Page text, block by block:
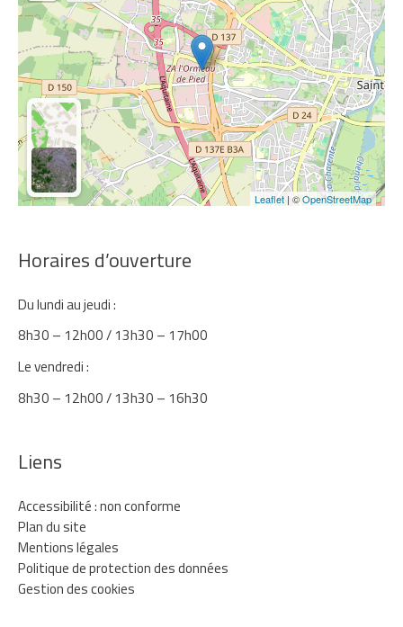
Leaflet | ©OpenStreetMap
Horaires d’ouverture
Du lundi au jeudi :
8h30 – 12h00 / 13h30 – 17h00
Le vendredi :
8h30 – 12h00 / 13h30 – 16h30
Liens
Accessibilité : non conforme
Plan du site
Mentions légales
Politique de protection des données
Gestion des cookies